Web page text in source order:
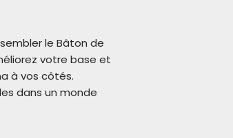
le Bâton de
votre base et
à vos côtés.
dans un monde